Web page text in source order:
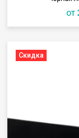
от
Скидка